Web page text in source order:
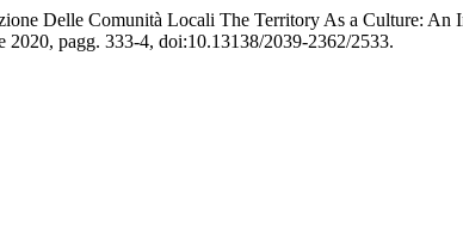
Delle Comunità Locali The Territory As a Culture:
2020, pagg. 333-4, doi:10.13138/2039-2362/2533.